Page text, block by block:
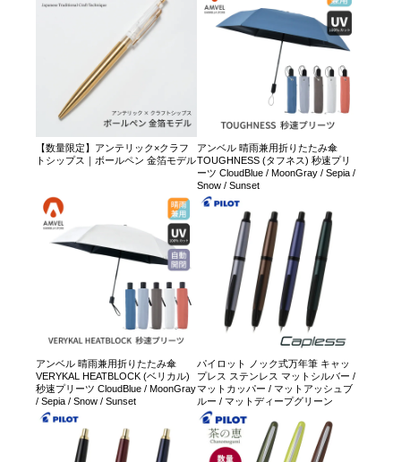
【数量限定】アンテリック×クラフ
トシップス｜ボールペン 金箔モデル
アンベル 晴雨兼用折りたたみ傘
TOUGHNESS (タフネス) 秒速プリ
ーツ CloudBlue / MoonGray / Sepia /
Snow / Sunset
アンベル 晴雨兼用折りたたみ傘
VERYKAL HEATBLOCK (ベリカル)
秒速プリーツ CloudBlue / MoonGray
/ Sepia / Snow / Sunset
パイロット ノック式万年筆 キャッ
プレス ステンレス マットシルバー /
マットカッパー / マットアッシュブ
ルー / マットディープグリーン